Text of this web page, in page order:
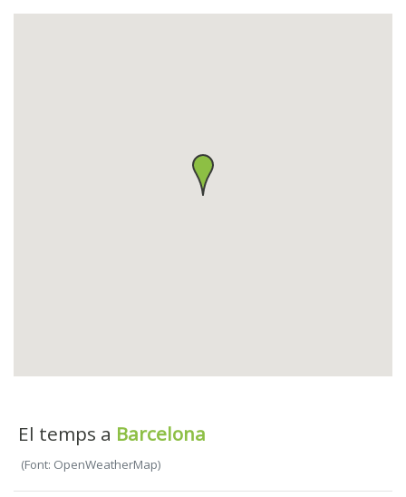
El temps a Barcelona
(Font: OpenWeatherMap)